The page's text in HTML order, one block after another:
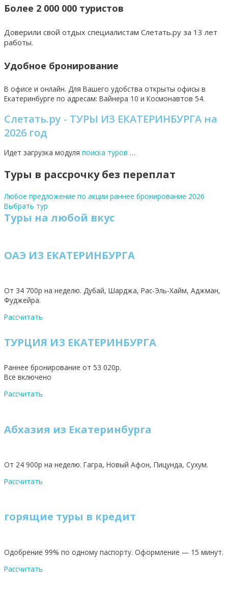
Более 2 000 000 туристов
Доверили свой отдых специалистам Слетать.ру за 13 лет
работы.
Удобное бронирование
В офисе и онлайн. Для Вашего удобства открыты офисы в
Екатеринбурге по адресам: Вайнера 10 и Космонавтов 54.
Слетать.ру - ТУРЫ ИЗ ЕКАТЕРИНБУРГА на
2026 год
Идет загрузка модуля поиска туров …
Туры в рассрочку без переплат
Любое предложение по акции раннее бронирование 2026
Выбрать тур
Туры на любой вкус
ОАЭ ИЗ ЕКАТЕРИНБУРГА
От 34 700р на неделю. Дубай, Шарджа, Рас-Эль-Хайм, Аджман,
Фуджейра.
Рассчитать
ТУРЦИЯ ИЗ ЕКАТЕРИНБУРГА
Раннее бронирование от 53 020р.
Все включено
Рассчитать
Абхазия из Екатеринбурга
От 24 900р на неделю. Гагра, Новый Афон, Пицунда, Сухум.
Рассчитать
горящие туры в кредит
Одобрение 99% по одному паспорту. Оформление — 15 минут.
Рассчитать